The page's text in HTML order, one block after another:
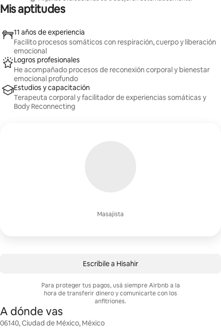
Mis aptitudes
Masajista
11 años de experiencia
Facilito procesos somáticos con respiración, cuerpo y liberación
emocional
Logros profesionales
He acompañado procesos de reconexión corporal y bienestar
emocional profundo
Estudios y capacitación
Terapeuta corporal y facilitador de experiencias somáticas y
Body Reconnecting
Escribile a Hisahir
Para proteger tus pagos, usá siempre Airbnb a la
hora de transferir dinero y comunicarte con los
anfitriones.
A dónde vas
06140, Ciudad de México, México